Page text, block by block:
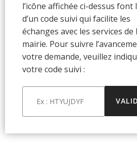
l’icône affichée ci-dessus font
d’un code suivi qui facilite les
échanges avec les services de
mairie. Pour suivre
votre demande, veuillez
votre code suivi :